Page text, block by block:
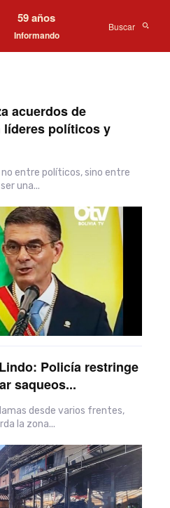
59 años
Informando
Buscar
acuerdos de
políticos y
entre políticos, sino entre
una...
Policía restringe
saqueos...
desde varios frentes,
la zona...